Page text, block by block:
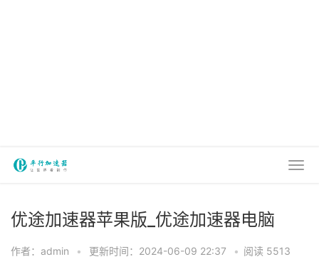
优途加速器苹果版_优途加速器电脑
作者：admin • 更新时间：2024-06-09 22:37 • 阅读 5513